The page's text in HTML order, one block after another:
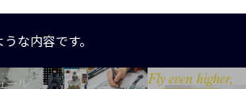
な内容です。